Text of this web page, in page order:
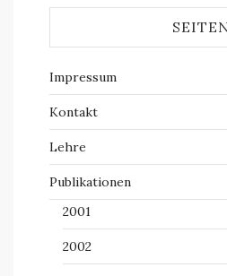
Impressum
Kontakt
Lehre
Publikationen
2001
2002